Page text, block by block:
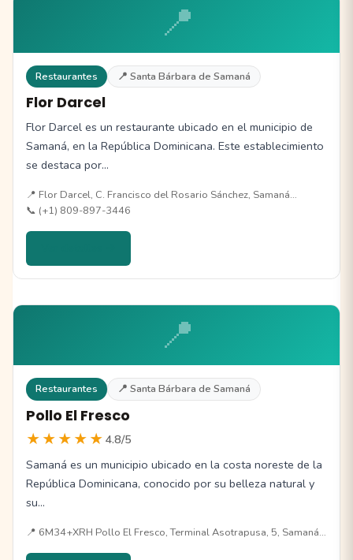
📍
Restaurantes 📍 Santa Bárbara de Samaná
Flor Darcel
Flor Darcel es un restaurante ubicado en el municipio de
Samaná, en la República Dominicana. Este establecimiento
se destaca por…
📍 Flor Darcel, C. Francisco del Rosario Sánchez, Samaná…
📞 (+1) 809-897-3446
📍
Restaurantes 📍 Santa Bárbara de Samaná
Pollo El Fresco
★★★★★ 4.8/5
Samaná es un municipio ubicado en la costa noreste de la
República Dominicana, conocido por su belleza natural y
su…
📍 6M34+XRH Pollo El Fresco, Terminal Asotrapusa, 5, Samaná…